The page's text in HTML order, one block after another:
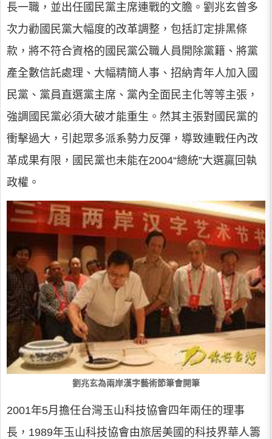
長一職，並出任國民黨主席連戰的文膽。劉兆玄曾多
次力勸國民黨大幅度的改革調整，包括訂定排黑條
款，將不符合資格的國民黨公職人員開除黨籍、將黨
產全數信託處理、大幅精簡人事、招納青年人加入國
民黨、黨員直選黨主席、黨內全面民主化等等主張，
強調國民黨必須大破才能重生。然其主張對國民黨的
衝擊過大，引起眾多派系勢力反彈，導致連戰任內改
革成果有限，國民黨也未能在2004“總統”大選贏回執
政權。
劉兆玄為兩岸漢字藝術節筆會開筆
2001年5月擔任台灣玉山科技協會四年兩任的理事
長，1989年玉山科技協會由旅居美國的科技界華人籌